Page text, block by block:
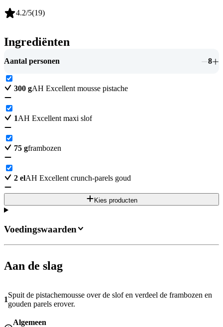
4.2/5(19)
Ingrediënten
Aantal personen 8
300 gAH Excellent mousse pistache
1AH Excellent maxi slof
75 gframbozen
2 elAH Excellent crunch-parels goud
Kies producten
Aan de slag
1
Spuit de pistachemousse over de slof en verdeel de frambozen en
gouden parels erover.
Algemeen
Voedingswaarden